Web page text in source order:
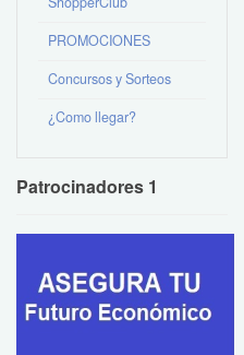
PROMOCIONES
Concursos y Sorteos
¿Como llegar?
Patrocinadores 1